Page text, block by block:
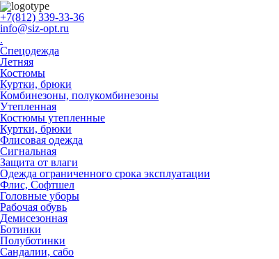
+7(812) 339-33-36
info@siz-opt.ru
.
Спецодежда
Летняя
Костюмы
Куртки, брюки
Комбинезоны, полукомбинезоны
Утепленная
Костюмы утепленные
Куртки, брюки
Флисовая одежда
Сигнальная
Защита от влаги
Одежда ограниченного срока эксплуатации
Флиc, Софтшел
Головные уборы
Рабочая обувь
Демисезонная
Ботинки
Полуботинки
Сандалии, сабо